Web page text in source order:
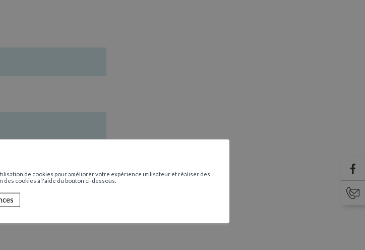
de cookies pour améliorer votre expérience utilisateur et réaliser des
cookies à l'aide du bouton ci-dessous.